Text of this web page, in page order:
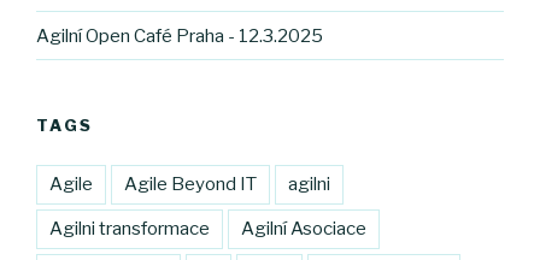
Agilní Open Café Praha - 12.3.2025
TAGS
Agile Agile Beyond IT agilni
Agilni transformace Agilní Asociace